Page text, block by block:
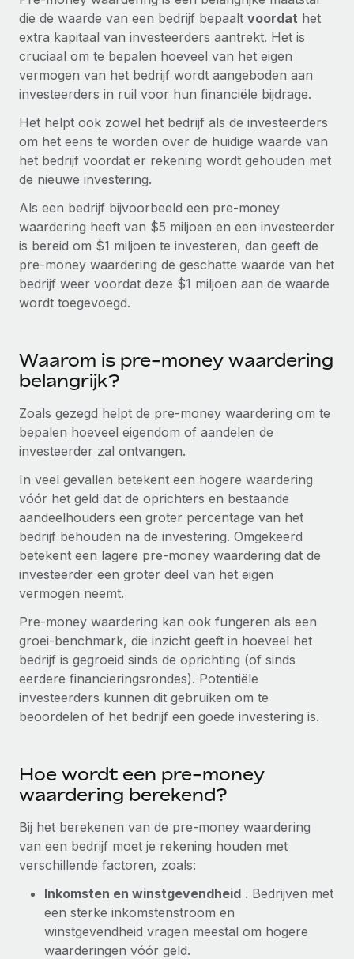
Zzp'ers internationaal onboarden en beheren
PEO
Ingewikkelde HR-taken eenvoudig uitbesteden
Remote Embedded
HR naadloos in workflows integreren
Platform
Ingebouwde essentiële HR-functies voor je team
Verbinden
AI-tools koppelen aan Remote met onze MCP
Integraties
Processen stroomlijnen met essentiële zakelijke tools
DIENSTEN
Vraag een expert
Krijg hulp van global HR- en juridische experts
Achtergrondonderzoek
Vereenvoudig het screeningsproces van
kandidaten
Compliance Watchtower
Blijf compliance-risico's voor
Apparaatbeheer
Lever en track wereldwijd IT-middelen
Entiteiten oprichten
Stel snel compliant entiteiten op
Mobiliteit en overplaatsing
Plaats werknemers moeiteloos over
beheren
GROEIFASE
Start-ups
Flexibele global HR en payroll solutions voor groeiende
Mid-market
Teams uitbreiden met HR solutions op maat
Global HR voor grote bedrijven
WERK MET ONS SAMEN
Strategische technologiepartners
Integreer global HR flexibel in je platform
Ontdek hoe je met ons kunt samenwerken
Remote Build
Integraties en advies over AI-automatiseringen
Betalingscalculator voor zzp'ers
Ontdek valuta-opties en betaalsnelheden voor
internationale zzp'ers
LEREN MET REMOTE
Onderzoek en gidsen
Casestudy's
Checklists en templates
Bibliotheek met functiebeschrijvingen
Webinars
Newsroom
Inzicht in salaris en talent
Inzichtencentrum
Support
Alle bronnen bekijken
BLOG
Global Payroll
EOR en PEO
Contractor Management
Belastingen
Naar de blog
Productupdates van Remote: Gusto- en Xero-
integraties en Contractor Management Plus
Het blijft de missie van Remote om alle soorten bedrijven
te helpen bij het aannemen, beheren en...
Meer informatie
Hoe Phiture 55 werknemers in 19 landen
beheert met Remote
Nederlands
Français
Español
Italiano
Português (Portugal)
日本語
한국어
Inloggen
die de waarde van een bedrijf bepaalt voordat het
extra kapitaal van investeerders aantrekt. Het is
cruciaal om te bepalen hoeveel van het eigen
vermogen van het bedrijf wordt aangeboden aan
investeerders in ruil voor hun financiële bijdrage.
Het helpt ook zowel het bedrijf als de investeerders
om het eens te worden over de huidige waarde van
het bedrijf voordat er rekening wordt gehouden met
de nieuwe investering.
Als een bedrijf bijvoorbeeld een pre-money
waardering heeft van $5 miljoen en een investeerder
is bereid om $1 miljoen te investeren, dan geeft de
pre-money waardering de geschatte waarde van het
bedrijf weer voordat deze $1 miljoen aan de waarde
wordt toegevoegd.
Waarom is pre-money waardering
belangrijk?
Zoals gezegd helpt de pre-money waardering om te
bepalen hoeveel eigendom of aandelen de
investeerder zal ontvangen.
In veel gevallen betekent een hogere waardering
vóór het geld dat de oprichters en bestaande
aandeelhouders een groter percentage van het
bedrijf behouden na de investering. Omgekeerd
betekent een lagere pre-money waardering dat de
investeerder een groter deel van het eigen
vermogen neemt.
Pre-money waardering kan ook fungeren als een
groei-benchmark, die inzicht geeft in hoeveel het
bedrijf is gegroeid sinds de oprichting (of sinds
eerdere financieringsrondes). Potentiële
investeerders kunnen dit gebruiken om te
beoordelen of het bedrijf een goede investering is.
Hoe wordt een pre-money
waardering berekend?
Bij het berekenen van de pre-money waardering
van een bedrijf moet je rekening houden met
verschillende factoren, zoals:
Inkomsten en winstgevendheid . Bedrijven met
een sterke inkomstenstroom en
winstgevendheid vragen meestal om hogere
waarderingen vóór geld.